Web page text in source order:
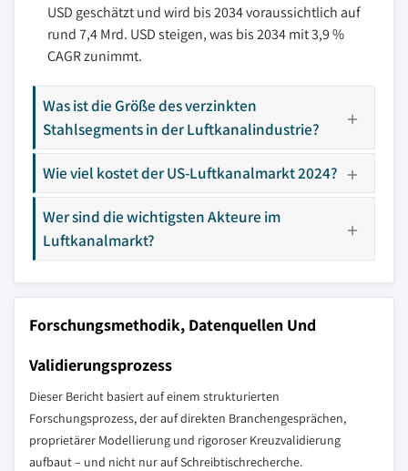
USD geschätzt und wird bis 2034 voraussichtlich auf
rund 7,4 Mrd. USD steigen, was bis 2034 mit 3,9 %
CAGR zunimmt.
Was ist die Größe des verzinkten
Stahlsegments in der Luftkanalindustrie?
Wie viel kostet der US-Luftkanalmarkt 2024?
Wer sind die wichtigsten Akteure im
Luftkanalmarkt?
Forschungsmethodik, Datenquellen Und
Validierungsprozess
Dieser Bericht basiert auf einem strukturierten
Forschungsprozess, der auf direkten Branchengesprächen,
proprietärer Modellierung und rigoroser Kreuzvalidierung
aufbaut – und nicht nur auf Schreibtischrecherche.